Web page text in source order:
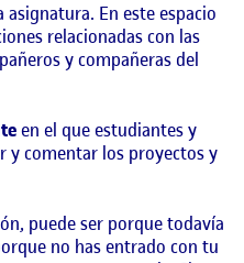
asignatura. En este espacio
relacionadas con las
y compañeras del
en el que estudiantes y
y comentar los proyectos y
puede ser porque todavía
no has entrado con tu